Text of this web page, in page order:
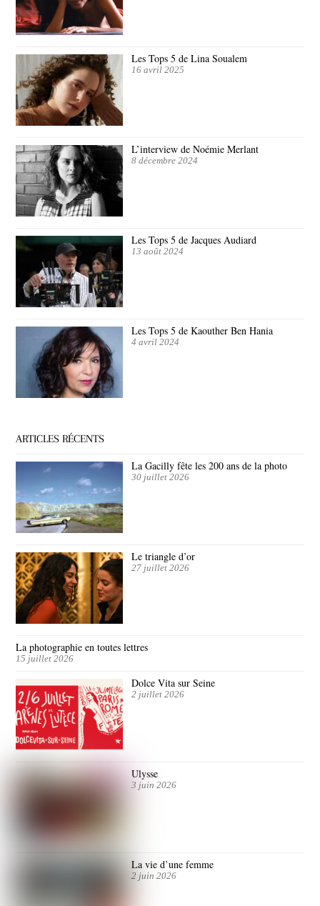
Les Tops 5 de Lina Soualem
16 avril 2025
L’interview de Noémie Merlant
8 décembre 2024
Les Tops 5 de Jacques Audiard
13 août 2024
Les Tops 5 de Kaouther Ben Hania
4 avril 2024
ARTICLES RÉCENTS
La Gacilly fête les 200 ans de la photo
30 juillet 2026
Le triangle d’or
27 juillet 2026
La photographie en toutes lettres
15 juillet 2026
Dolce Vita sur Seine
2 juillet 2026
Ulysse
3 juin 2026
La vie d’une femme
2 juin 2026